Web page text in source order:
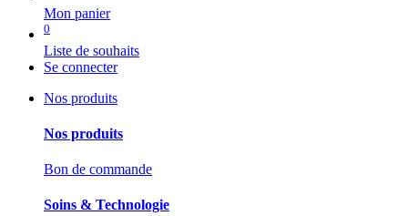
Mon panier
0
Liste de souhaits
Se connecter
Nos produits
Nos produits
Bon de commande
Soins & Technologie